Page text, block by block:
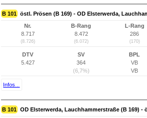
B 101 östl. Prösen (B 169) - OD Elsterwerda,
Nr.
8.717
(8.726)
B-Rang
8.472
(6.072)
L-Rang
286
(170)
DTV
5.427
SV
364
(6,7%)
BPL
VB
VB
Infos...
B 101 OD Elsterwerda, Lauchhammerstraße (B 169) -